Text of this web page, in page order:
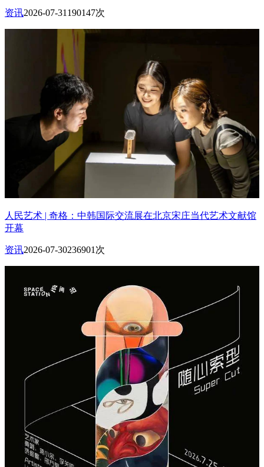
资讯2026-07-31 190147次
人民艺术 | 奇格：中韩国际交流展在北京宋庄当代艺术文献馆
开幕
资讯2026-07-30236901次